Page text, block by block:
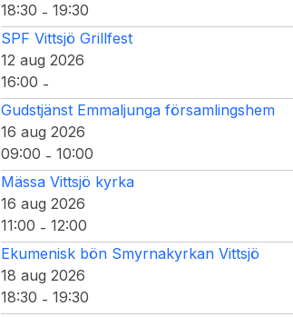
18:30 - 19:30
SPF Vittsjö Grillfest
12 aug 2026
16:00 -
Gudstjänst Emmaljunga församlingshem
16 aug 2026
09:00 - 10:00
Mässa Vittsjö kyrka
16 aug 2026
11:00 - 12:00
Ekumenisk bön Smyrnakyrkan Vittsjö
18 aug 2026
18:30 - 19:30